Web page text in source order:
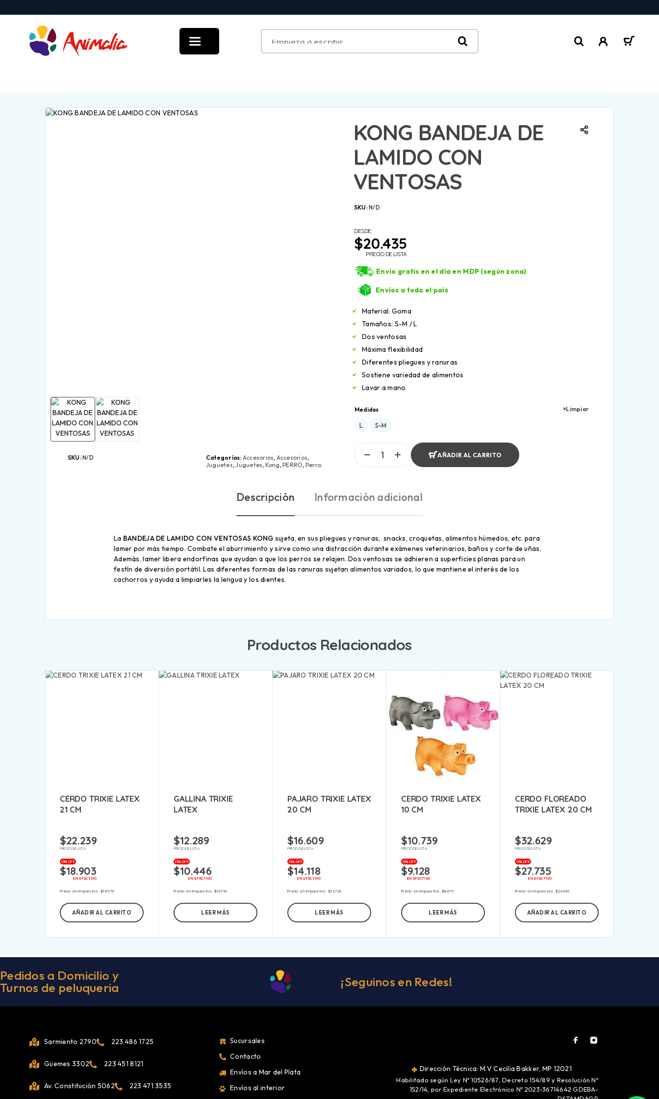
SKU:N/D Categorías: Accesorios, Accesorios,
Juguetes,Juguetes, Kong ,PERRO, Perro
KONG BANDEJA DE
LAMIDO CON
VENTOSAS
SKU:N/D
DESDE:
$20.435
PRECIO DE LISTA
Envío gratis en el día en MDP (según zona)
Envíos a todo el país
Material: Goma
Tamaños: S-M / L
Dos ventosas
Máxima flexibilidad
Diferentes pliegues y ranuras
Sostiene variedad de alimentos
Lavar a mano
Medidas
L S-M
Limpiar
AÑADIR AL CARRITO
Descripción Información adicional
La BANDEJA DE LAMIDO CON VENTOSAS KONG sujeta, en sus pliegues y ranuras, snacks, croquetas, alimentos húmedos, etc. para
lamer por más tiempo. Combate el aburrimiento y sirve como una distracción durante exámenes veterinarios, baños y corte de uñas.
Además, lamer libera endorfinas que ayudan a que los perros se relajen. Dos ventosas se adhieren a superficies planas para un
festín de diversión portátil. Las diferentes formas de las ranuras sujetan alimentos variados, lo que mantiene el interés de los
cachorros y ayuda a limpiarles la lengua y los dientes.
Productos Relacionados
CERDO TRIXIE LATEX
21 CM
$22.239
PRECIO DE LISTA
15% OFF
$18.903
EN EFECTIVO
Precio sin impuestos:$18.379
AÑADIR AL CARRITO
GALLINA TRIXIE
LATEX
$12.289
PRECIO DE LISTA
15% OFF
$10.446
EN EFECTIVO
Precio sin impuestos:$10.156
LEER MÁS
PAJARO TRIXIE LATEX
20 CM
$16.609
PRECIO DE LISTA
15% OFF
$14.118
EN EFECTIVO
Precio sin impuestos:$13.726
LEER MÁS
CERDO TRIXIE LATEX
10 CM
$10.739
PRECIO DE LISTA
15% OFF
$9.128
EN EFECTIVO
Precio sin impuestos:$8.875
LEER MÁS
CERDO FLOREADO
TRIXIE LATEX 20 CM
$32.629
PRECIO DE LISTA
15% OFF
$27.735
EN EFECTIVO
Precio sin impuestos:$26.966
AÑADIR AL CARRITO
Pedidos a Domicilio y
Turnos de peluqueria ¡Seguinos en Redes!
Sarmiento 2790 223 486 1725
Güemes 3302 223 451 8121
Av. Constitución 5062 223 471 3535
Sucursales
Contacto
Envíos a Mar del Plata
Envíos al interior
Dirección Técnica: M.V Cecilia Bakker, MP 12021
Habilitado según Ley Nº 10526/87, Decreto 154/89 y Resolución Nº
152/14, por Expediente Electrónico Nº 2023-36714642 GDEBA-